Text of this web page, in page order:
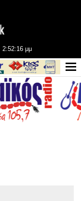
2:52:17 μμ